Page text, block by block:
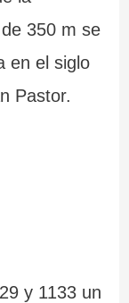
350 m se
en el siglo
Pastor.
y 1133 un